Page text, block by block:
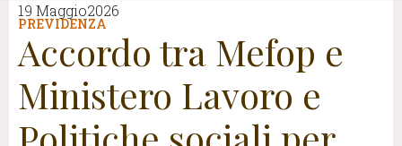
19 Maggio2026
PREVIDENZA
Accordo tra Mefop e
Ministero Lavoro e